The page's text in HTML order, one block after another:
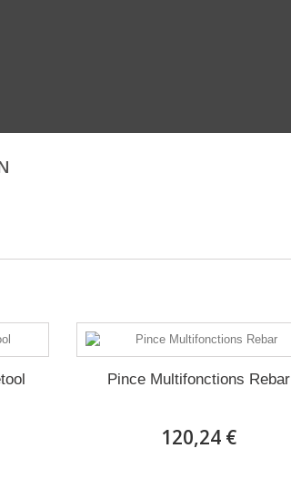
Pince Multifonctions Rebar
120,24 €